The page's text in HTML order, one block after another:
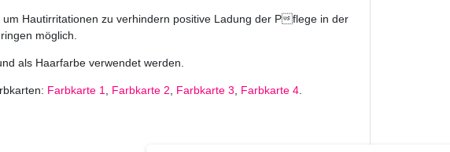
um Hautirritationen zu verhindern positive Ladung der Pflege in der
möglich.
als Haarfarbe verwendet werden.
Farbkarte 1 Farbkarte 2 Farbkarte 3 Farbkarte 4